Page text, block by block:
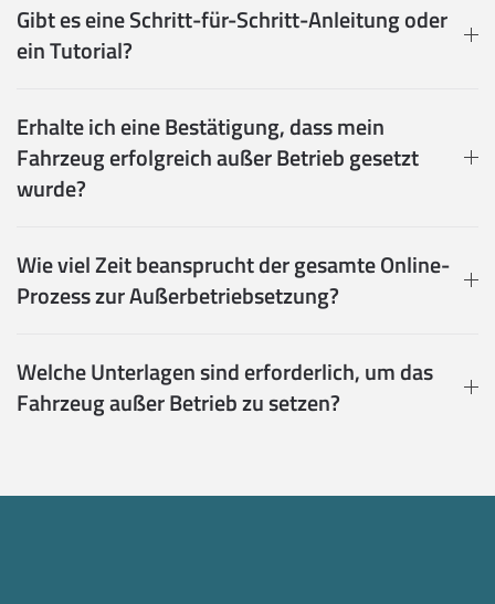
Gibt es eine Schritt-für-Schritt-Anleitung oder
ein Tutorial?
Erhalte ich eine Bestätigung, dass mein
Fahrzeug erfolgreich außer Betrieb gesetzt
wurde?
Wie viel Zeit beansprucht der gesamte Online-
Prozess zur Außerbetriebsetzung?
Welche Unterlagen sind erforderlich, um das
Fahrzeug außer Betrieb zu setzen?